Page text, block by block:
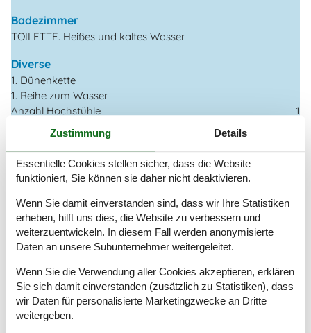
Badezimmer
TOILETTE. Heißes und kaltes Wasser
Diverse
1. Dünenkette
1. Reihe zum Wasser
Anzahl Hochstühle
1
Anzahl Kinderbetten
Anzahl Sonnenliegen
Baujahr
Baumaterial: Holz
ECO, Ladegerät für Elektrofahrzeuge
EL exkl.
Ferienhaus
Haustiere Nr
Meerblick
Staubsauger
Waschmaschine
Wasser inkl.
Winterfest
Zustimmung Details
Essentielle Cookies stellen sicher, dass die Website
funktioniert, Sie können sie daher nicht deaktivieren.
Wenn Sie damit einverstanden sind, dass wir Ihre Statistiken
erheben, hilft uns dies, die Website zu verbessern und
weiterzuentwickeln. In diesem Fall werden anonymisierte
Daten an unsere Subunternehmer weitergeleitet.
Wenn Sie die Verwendung aller Cookies akzeptieren, erklären
Sie sich damit einverstanden (zusätzlich zu Statistiken), dass
wir Daten für personalisierte Marketingzwecke an Dritte
weitergeben.